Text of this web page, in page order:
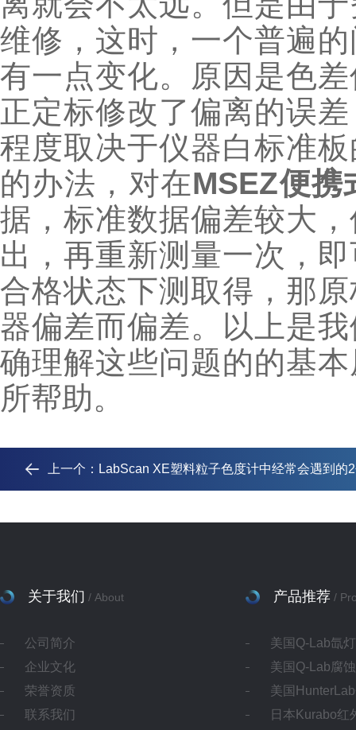
维修，这时，一个普遍
有一点变化。原因是色
正定标修改了偏离的误
程度取决于仪器白标准
的办法，对在MSEZ便携
据，标准数据偏差较大
出，再重新测量一次，
合格状态下测取得，那
器偏差而偏差。
以上是
确理解这些问题的的基
所帮助。
上一个： LabScan XE塑料粒子色度计中经常会遇到的
关于我们 / About
公司简介
企业文化
荣誉资质
联系我们
产品推荐 /
美国Q-Lab氙
美国Q-Lab腐
美国
日本Kurabo红